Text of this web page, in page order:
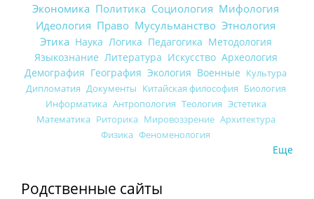
Экономика Политика Социология Мифология
Идеология Право Мусульманство Этнология
Этика Наука Логика Педагогика Методология
Языкознание Литература Искусство Археология
Демография География Экология Военные Культура
Дипломатия Документы Китайская философия Биология
Информатика Антропология Теология Эстетика
Математика Риторика Мировоззрение Архитектура
Физика Феноменология
Еще
Родственные сайты